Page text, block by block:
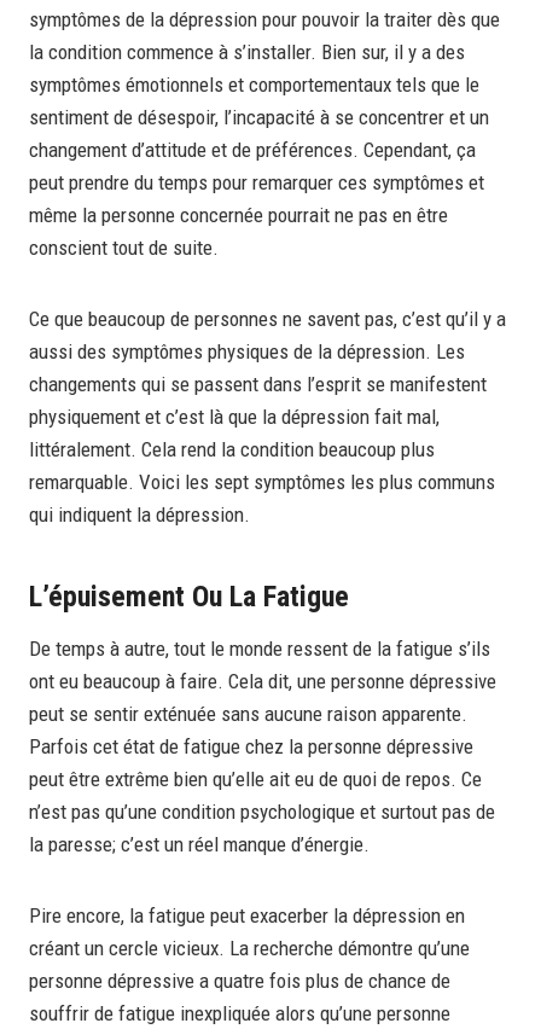
symptômes de la dépression pour pouvoir la traiter dès que
la condition commence à s’installer. Bien sur, il y a des
symptômes émotionnels et comportementaux tels que le
sentiment de désespoir, l’incapacité à se concentrer et un
changement d’attitude et de préférences. Cependant, ça
peut prendre du temps pour remarquer ces symptômes et
même la personne concernée pourrait ne pas en être
conscient tout de suite.
Ce que beaucoup de personnes ne savent pas, c’est qu’il y a
aussi des symptômes physiques de la dépression. Les
changements qui se passent dans l’esprit se manifestent
physiquement et c’est là que la dépression fait mal,
littéralement. Cela rend la condition beaucoup plus
remarquable. Voici les sept symptômes les plus communs
qui indiquent la dépression.
L’épuisement Ou La Fatigue
De temps à autre, tout le monde ressent de la fatigue s’ils
ont eu beaucoup à faire. Cela dit, une personne dépressive
peut se sentir exténuée sans aucune raison apparente.
Parfois cet état de fatigue chez la personne dépressive
peut être extrême bien qu’elle ait eu de quoi de repos. Ce
n’est pas qu’une condition psychologique et surtout pas de
la paresse; c’est un réel manque d’énergie.
Pire encore, la fatigue peut exacerber la dépression en
créant un cercle vicieux. La recherche démontre qu’une
personne dépressive a quatre fois plus de chance de
souffrir de fatigue inexpliquée alors qu’une personne